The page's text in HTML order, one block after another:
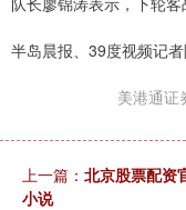
半岛晨报、39度视频记
美港通证
上一篇： 北京股票配资
小说